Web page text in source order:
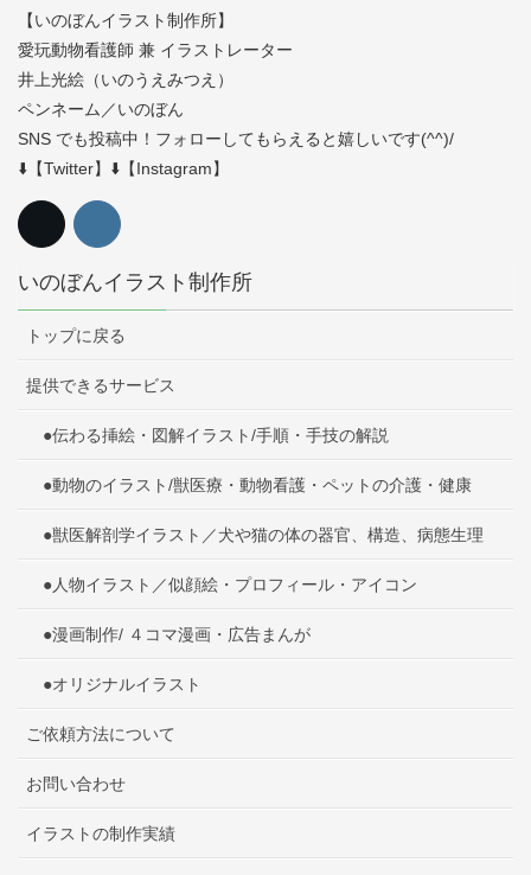
【いのぼんイラスト制作所】
愛玩動物看護師 兼 イラストレーター
井上光絵（いのうえみつえ）
ペンネーム／いのぼん
SNS でも投稿中！フォローしてもらえると嬉しいです(^^)/
⬇️【Twitter】⬇️【Instagram】
いのぼんイラスト制作所
トップに戻る
提供できるサービス
●伝わる挿絵・図解イラスト/手順・手技の解説
●動物のイラスト/獣医療・動物看護・ペットの介護・健康
●獣医解剖学イラスト／犬や猫の体の器官、構造、病態生理
●人物イラスト／似顔絵・プロフィール・アイコン
●漫画制作/ ４コマ漫画・広告まんが
●オリジナルイラスト
ご依頼方法について
お問い合わせ
イラストの制作実績